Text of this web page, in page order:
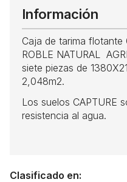
Información
Caja de tarima flotante
ROBLE NATURAL
siete piezas de
2,048m2.
Los suelos CAPTURE
resistencia al agua.
Clasificado en: